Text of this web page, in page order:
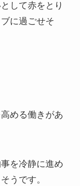
して赤をとり
に過ごせそ
める働きがあ
を冷静に進め
うです。